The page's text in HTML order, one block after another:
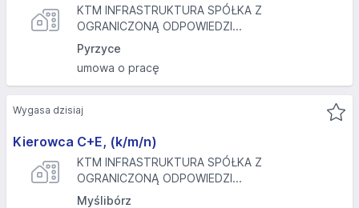
KTM INFRASTRUKTURA SPÓŁKA Z
OGRANICZONĄ ODPOWIEDZI...
Pyrzyce
umowa o pracę
Kierowca C+E, (k/m/n)
KTM INFRASTRUKTURA SPÓŁKA Z
OGRANICZONĄ ODPOWIEDZI...
Myślibórz
Wygasa dzisiaj